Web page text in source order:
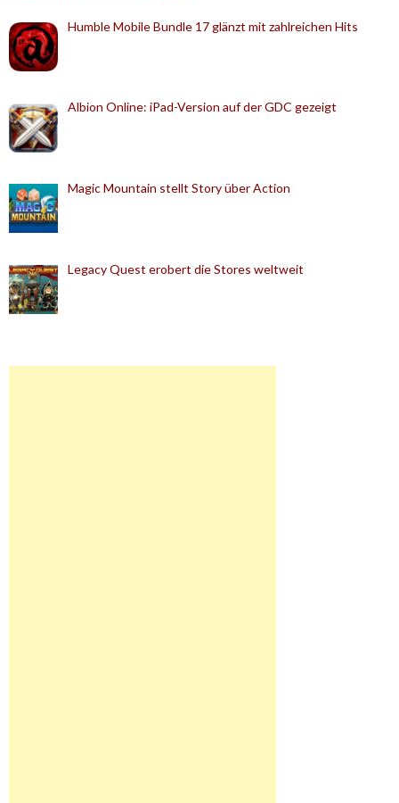
Humble Mobile Bundle 17 glänzt mit zahlreichen Hits
Albion Online: iPad-Version auf der GDC gezeigt
Magic Mountain stellt Story über Action
Legacy Quest erobert die Stores weltweit